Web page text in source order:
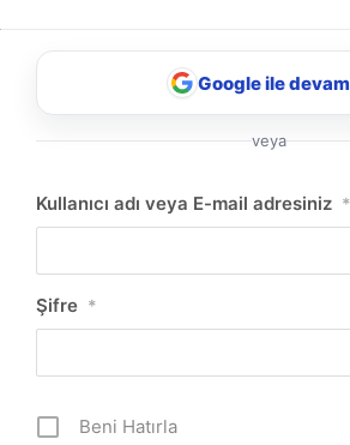
Google ile
veya
Kullanıcı adı veya E-mail adresiniz *
Şifre *
Beni Hatırla
NBY Akıllı Asistan
AI kullanmadan, sitedeki gerçek yerlerle